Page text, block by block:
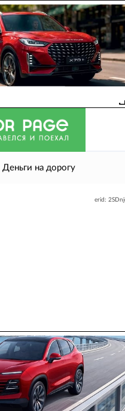
Деньги на дорогу
erid: